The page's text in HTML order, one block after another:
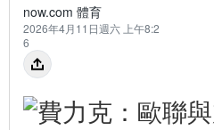
now.com 體育
2026年4月11日週六 上午8:2
6